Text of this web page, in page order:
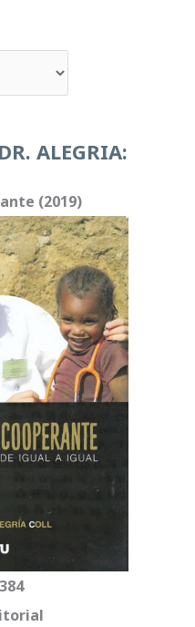
ALEGRIA:
(2019)